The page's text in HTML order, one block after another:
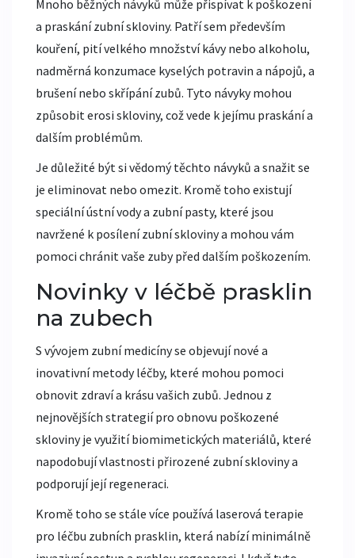
Mnoho běžných návyků může přispívat k poškození
a praskání zubní skloviny. Patří sem především
kouření, pití velkého množství kávy nebo alkoholu,
nadměrná konzumace kyselých potravin a nápojů, a
brušení nebo skřípání zubů. Tyto návyky mohou
způsobit erosi skloviny, což vede k jejímu praskání a
dalším problémům.
Je důležité být si vědomý těchto návyků a snažit se
je eliminovat nebo omezit. Kromě toho existují
speciální ústní vody a zubní pasty, které jsou
navržené k posílení zubní skloviny a mohou vám
pomoci chránit vaše zuby před dalším poškozením.
Novinky v léčbě prasklin
na zubech
S vývojem zubní medicíny se objevují nové a
inovativní metody léčby, které mohou pomoci
obnovit zdraví a krásu vašich zubů. Jednou z
nejnovějších strategií pro obnovu poškozené
skloviny je využití biomimetických materiálů, které
napodobují vlastnosti přirozené zubní skloviny a
podporují její regeneraci.
Kromě toho se stále více používá laserová terapie
pro léčbu zubních prasklin, která nabízí minimálně